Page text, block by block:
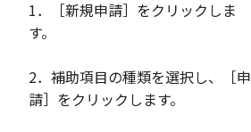
1．［新規申請］をクリックしま
す。
2．補助項目の種類を選択し、［申
請］をクリックします。